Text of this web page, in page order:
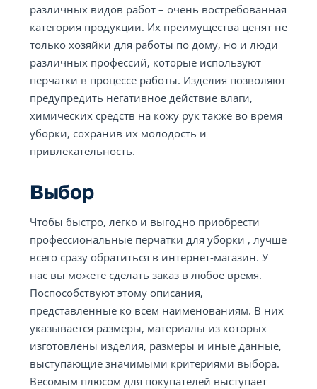
различных видов работ – очень востребованная
категория продукции. Их преимущества ценят не
только хозяйки для работы по дому, но и люди
различных профессий, которые используют
перчатки в процессе работы. Изделия позволяют
предупредить негативное действие влаги,
химических средств на кожу рук также во время
уборки, сохранив их молодость и
привлекательность.
Выбор
Чтобы быстро, легко и выгодно приобрести
профессиональные перчатки для уборки , лучше
всего сразу обратиться в интернет-магазин. У
нас вы можете сделать заказ в любое время.
Поспособствуют этому описания,
представленные ко всем наименованиям. В них
указывается размеры, материалы из которых
изготовлены изделия, размеры и иные данные,
выступающие значимыми критериями выбора.
Весомым плюсом для покупателей выступает